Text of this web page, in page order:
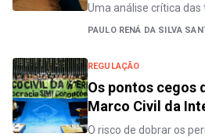
Uma análise crítica
PAULO RENÁ DA SILVA
REGULAÇÃO
Os pontos cegos
Marco Civil da
O risco de dobrar os